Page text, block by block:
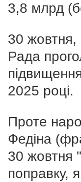
3,8 млрд
30 жовтня,
Рада
2025 році.
Проте
Федіна
30 жовтня
поправку,